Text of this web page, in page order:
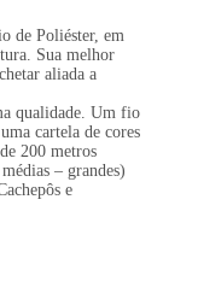
de Poliéster, em
Sua melhor
aliada a
qualidade. Um fio
cartela de cores
200 metros
– grandes)
e